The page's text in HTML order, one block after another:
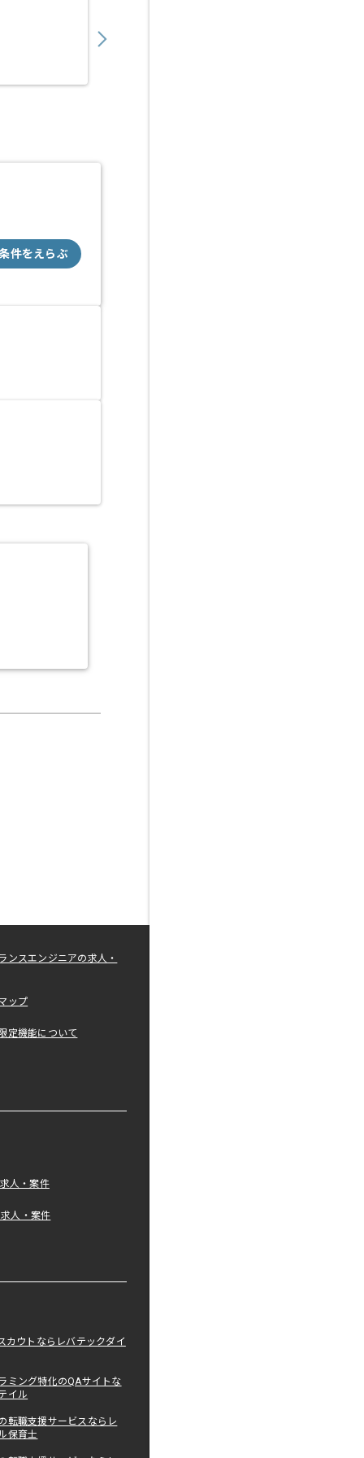
件をえらぶ
ンスエンジニアの求人・
ップ
定機能について
人・案件
人・案件
カウトならレバテックダイ
ミング特化のQAサイトな
イル
転職支援サービスならレ
保育士